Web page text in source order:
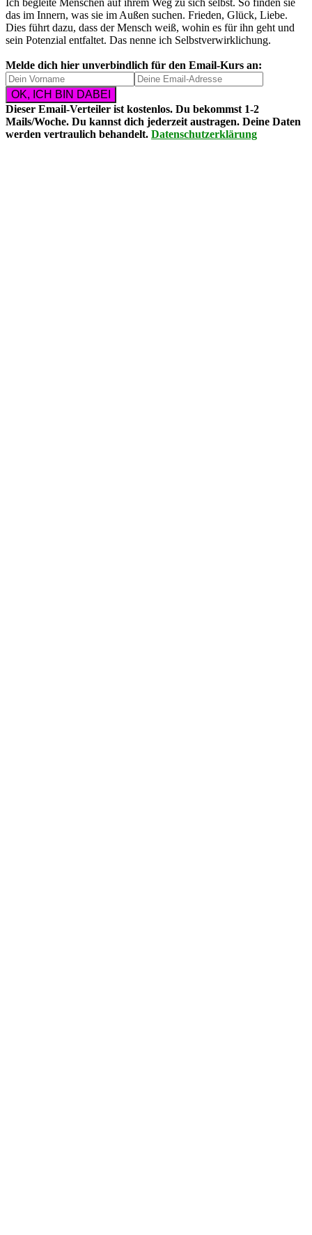
Ich begleite Menschen auf ihrem Weg zu sich selbst. So finden sie
das im Innern, was sie im Außen suchen. Frieden, Glück, Liebe.
Dies führt dazu, dass der Mensch weiß, wohin es für ihn geht und
sein Potenzial entfaltet. Das nenne ich Selbstverwirklichung.
Melde dich hier unverbindlich für den Email-Kurs an:
Dieser Email-Verteiler ist kostenlos. Du bekommst 1-2
Mails/Woche. Du kannst dich jederzeit austragen. Deine Daten
werden vertraulich behandelt. Datenschutzerklärung